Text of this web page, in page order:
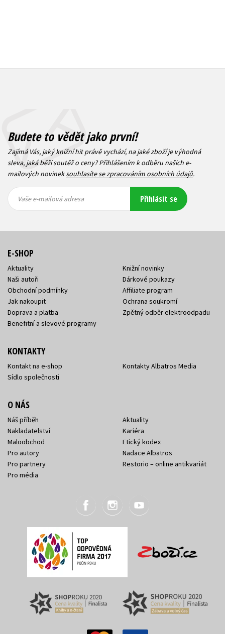
Budete to vědět jako první!
Zajímá Vás, jaký knižní hit právě vychází, na jaké zboží je výhodná
sleva, jaká běží soutěž o ceny? Přihlášením k odběru našich e-
mailových novineksouhlasíte se zpracováním osobních údajů.
mailová
mailová
Vaše e-mailová adresa Přihlásit se
E-SHOP
Aktuality
Naši autoři
Obchodní podmínky
Jak nakoupit
Doprava a platba
Benefitní a slevové programy
Knižní novinky
Dárkové poukazy
Affiliate program
Ochrana soukromí
Zpětný odběr elektroodpadu
KONTAKTY
Kontakt na e-shop
Sídlo společnosti
Kontakty Albatros Media
O NÁS
Náš příběh
Nakladatelství
Maloobchod
Pro autory
Pro partnery
Pro média
Aktuality
Kariéra
Etický kodex
Nadace Albatros
Restorio – online antikvariát